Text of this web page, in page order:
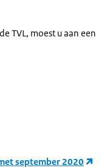
TVL, moest u aan een
september 2020